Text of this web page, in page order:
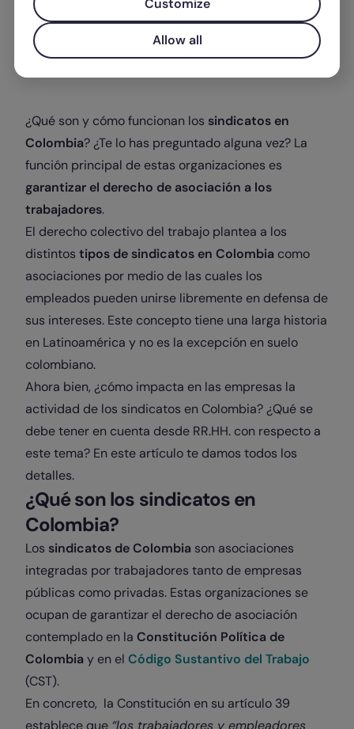
Escrito por
Factorial
¿Qué son y cómo funcionan los sindicatos en
Colombia? ¿Te lo has preguntado alguna vez? La
función principal de estas organizaciones es
garantizar el derecho de asociación a los
trabajadores.
El derecho colectivo del trabajo plantea a los
distintos tipos de sindicatos en Colombia como
asociaciones por medio de las cuales los
empleados pueden unirse libremente en defensa de
sus intereses. Este concepto tiene una larga historia
en Latinoamérica y no es la excepción en suelo
colombiano.
Ahora bien, ¿cómo impacta en las empresas la
actividad de los sindicatos en Colombia? ¿Qué se
debe tener en cuenta desde RR.HH. con respecto a
este tema? En este artículo te damos todos los
detalles.
¿Qué son los sindicatos en
Colombia?
Los sindicatos de Colombia son asociaciones
integradas por trabajadores tanto de empresas
públicas como privadas. Estas organizaciones se
ocupan de garantizar el derecho de asociación
contemplado en la Constitución Política de
Colombia y en el Código Sustantivo del Trabajo
(CST).
En concreto, la Constitución en su artículo 39
establece que “los trabajadores y empleadores
Customize
Allow all